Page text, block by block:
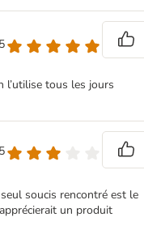
l’utilise tous les jours
soucis rencontré est le
un produit